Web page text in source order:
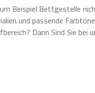
Beispiel Bettgestelle
und passende
Dann Sind Sie